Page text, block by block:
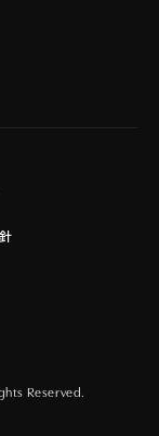
Reserved.